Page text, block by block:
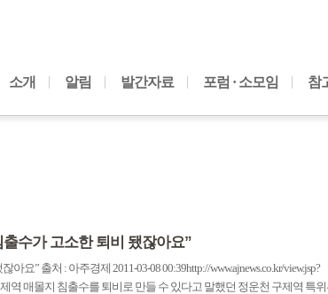
소개 알림 발간자료 포럼 · 소모임 참
수가 고소한 퇴비 됐잖아요”
요” 출처 : 아주경제 2011-03-08 00:39http://www.ajnews.co.kr/view.jsp?
역 매몰지 침출수를 퇴비로 만들 수 있다고 말했던 정운천 구제역 특위